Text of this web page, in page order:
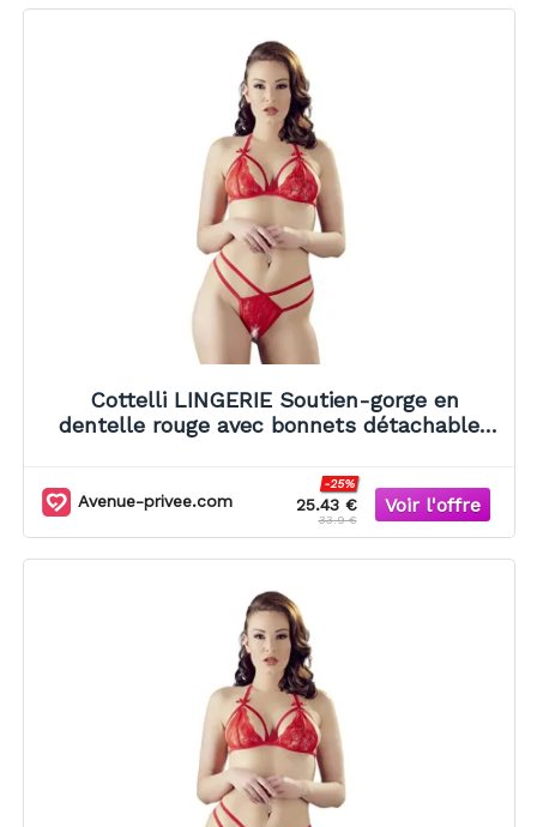
Cottelli LINGERIE Soutien-gorge en
dentelle rouge avec bonnets détachables
Avenue-privee.com 25.43 €
-25%
33.9 €